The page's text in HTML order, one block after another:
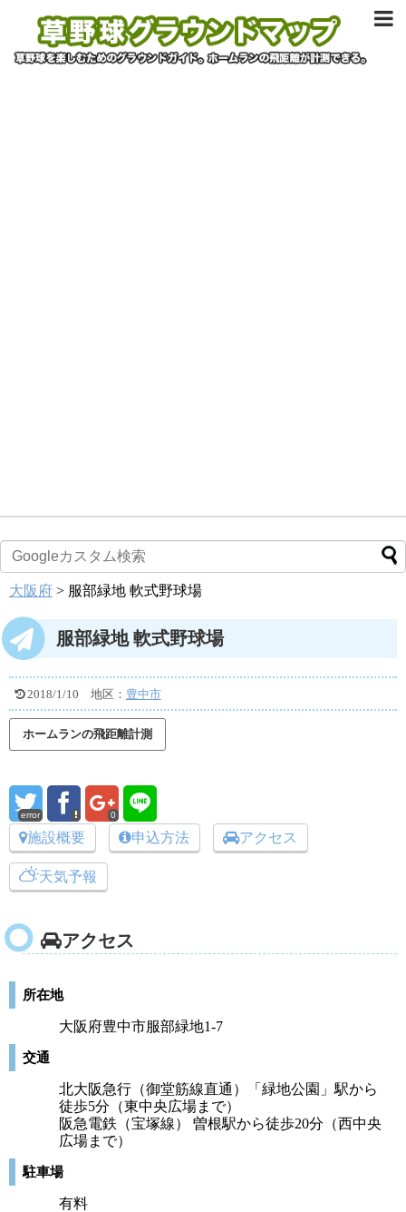
大阪府 > 服部緑地 軟式野球場
服部緑地 軟式野球場
2018/1/10 地区： 豊中市
error 0
施設概要 申込方法 アクセス
天気予報
アクセス
所在地
大阪府豊中市服部緑地1-7
交通
北大阪急行（御堂筋線直通）「緑地公園」駅から
徒歩5分（東中央広場まで）
阪急電鉄（宝塚線） 曽根駅から徒歩20分（西中央
広場まで）
駐車場
有料